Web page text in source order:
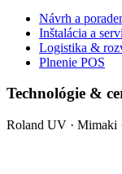
Návrh a
Inštalácia a
Logistika &
Plnenie POS
Technológie &
Roland UV · Mimaki